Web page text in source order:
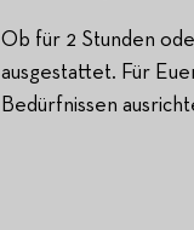
Ob für 2 Stunden
ausgestattet. Für
Bedürfnissen